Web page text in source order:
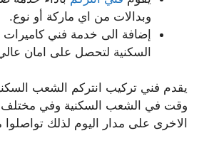
وبدالات من اي ماركة أو نوع.
إضافة الى خدمة فني
السكنية لتحصل على امان
يقدم فني تركيب انتركم الشعب
وقت في الشعب السكنية وفي مختلف
الاخرى على مدار اليوم لذلك تواصلوا